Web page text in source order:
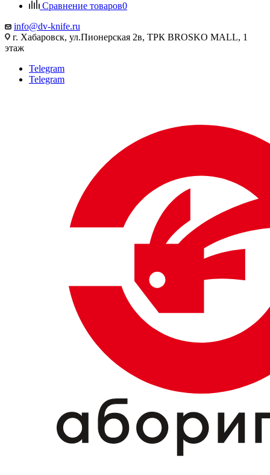
Сравнение товаров0
info@dv-knife.ru
г. Хабаровск, ул.Пионерская 2в, ТРК BROSKO MALL, 1
этаж
Telegram
Telegram